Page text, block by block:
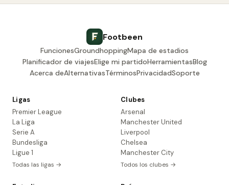
Footbeen
FuncionesGroundhoppingMapa de estadios
Planificador de viajesElige mi partidoHerramientasBlog
Acerca deAlternativasTérminosPrivacidadSoporte
Ligas
Premier League
La Liga
Serie A
Bundesliga
Ligue 1
Todas las ligas →
Clubes
Arsenal
Manchester United
Liverpool
Chelsea
Manchester City
Todos los clubes →